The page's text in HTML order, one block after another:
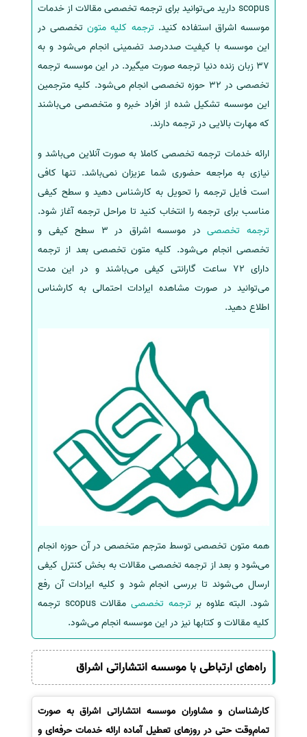
scopus دارید می‌توانید برای ترجمه تخصصی مقالات از خدمات
موسسه اشراق استفاده کنید. ترجمه کلیه متونتخصصی در
این موسسه با کیفیت صددرصد تضمینی انجام می‌شود و به
37 زبان زنده دنیا ترجمه صورت میگیرد. در این موسسه ترجمه
تخصصی در 32 حوزه تخصصی انجام می‌شود. کلیه مترجمین
این موسسه تشکیل شده از افراد خبره و متخصصی می‌باشند
که مهارت بالایی در ترجمه دارند.
ارائه خدمات ترجمه تخصصی کاملا به صورت آنلاین می‌باشد و
نیازی به مراجعه حضوری شما عزیزان نمی‌باشد. تنها کافی
است فایل ترجمه را تحویل به کارشناس دهید و سطح کیفی
مناسب برای ترجمه را انتخاب کنید تا مراحل ترجمه آغاز شود.
ترجمه تخصصی
در موسسه اشراق در 3 سطح کیفی و
تخصصی انجام می‌شود. کلیه متون تخصصی بعد از ترجمه
دارای 72 ساعت گارانتی کیفی می‌باشند و در این مدت
می‌توانید در صورت مشاهده ایرادات احتمالی به کارشناس
اطلاع دهید.
همه متون تخصصی توسط مترجم متخصص در آن حوزه انجام
می‌‍شود و بعد از ترجمه تخصصی مقالات به بخش کنترل کیفی
ارسال می‌شوند تا بررسی انجام شود و کلیه ایرادات آن رفع
شود. البته علاوه بر ترجمه تخصصی
مقالات scopus ترجمه
کلیه مقالات و کتابها نیز در این موسسه انجام می‌شود.
راه‌های ارتباطی با موسسه انتشاراتی اشراق
کارشناسان و مشاوران موسسه انتشاراتی اشراق به صورت
تمام‌وقت حتی در روزهای تعطیل آماده ارائه خدمات حرفه‌ای و